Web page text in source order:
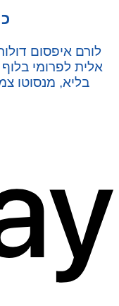
לורם איפסום
אלית לפרומי
בליא, מנסוטו